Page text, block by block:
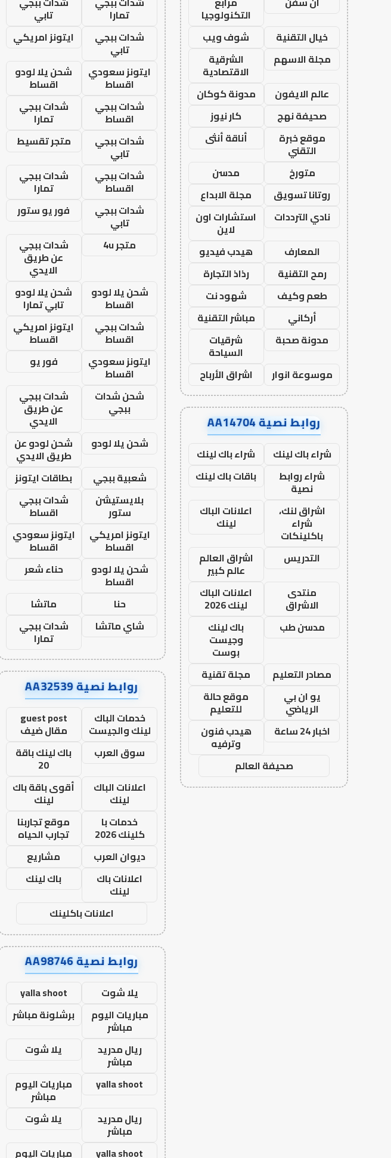
التكنولوجيا
خيال التقنية
شوف ويب
مجلة الاسهم
الشرقية
الاقتصادية
عالم الايفون
مدونة كوكان
صحيفة نهج
كار نيوز
موقع خبرة
التقني
أناقة أنثى
متورخ
مدسن
روتانا تسويق
مجلة الابداع
نادي الترددات
استشارات اون
لاين
المعارف
هيدب فيديو
رمح التقنية
رذاذ التجارة
طعم وكيف
شهود نت
أركاني
مباشر التقنية
مدونة صحبة
شرقيات
السياحة
موسوعة انوار
اشراق الأرباح
روابط نصية AA14704
شراء باك لينك
شراء باك لينك
شراء روابط
نصية
باقات باك لينك
اشراق لنك،
شراء
باكلينكات
اعلانات الباك
لينك
التدريس
اشراق العالم
عالم كبير
منتدى
الاشراق
اعلانات الباك
لينك 2026
مدسن طب
باك لينك
وجيست
بوست
مصادر التعليم
مجلة تقنية
يو ان بي
الرياضي
موقع حالة
للتعليم
اخبار 24 ساعة
هيدب فنون
وترفيه
صحيفة العالم
تمارا
تابي
شدات ببجي
تابي
ايتونز امريكي
ايتونز سعودي
اقساط
شحن يلا لودو
اقساط
شدات ببجي
اقساط
شدات ببجي
تمارا
شدات ببجي
تابي
متجر تقسيط
شدات ببجي
اقساط
شدات ببجي
تمارا
شدات ببجي
تابي
فور يو ستور
متجر 4u
شدات ببجي
عن طريق
الايدي
شحن يلا لودو
اقساط
شحن يلا لودو
تابي تمارا
شدات ببجي
اقساط
ايتونز امريكي
اقساط
ايتونز سعودي
اقساط
فور يو
شحن شدات
ببجي
شدات ببجي
عن طريق
الايدي
شحن يلا لودو
شحن لودو عن
طريق الايدي
شعبية ببجي
بطاقات ايتونز
بلايستيشن
ستور
شدات ببجي
اقساط
ايتونز امريكي
اقساط
ايتونز سعودي
اقساط
شحن يلا لودو
اقساط
حناء شعر
حنا
ماتشا
شاي ماتشا
شدات ببجي
تمارا
روابط نصية AA32539
خدمات الباك
لينك والجيست
guest post
مقال ضيف
سوق العرب
باك لينك باقة
20
اعلانات الباك
لينك
أقوى باقة باك
لينك
خدمات با
كلينك 2026
موقع تجاربنا
تجارب الحياه
ديوان العرب
مشاريع
اعلانات باك
لينك
باك لينك
اعلانات باكلينك
روابط نصية AA98746
يلا شوت
yalla shoot
مباريات اليوم
مباشر
برشلونة مباشر
ريال مدريد
مباشر
يلا شوت
yalla shoot
مباريات اليوم
مباشر
ريال مدريد
مباشر
يلا شوت
yalla shoot
مباريات اليوم